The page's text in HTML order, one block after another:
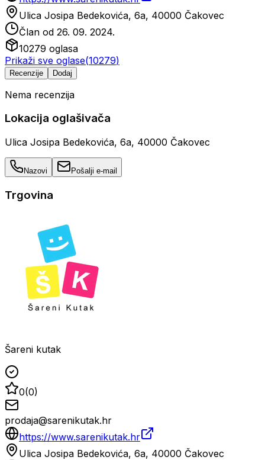
Ulica Josipa Bedekovića, 6a, 40000 Čakovec
Član od 26. 09. 2024.
10279 oglasa
Prikaži sve oglase(10279)
Recenzije Dodaj
Nema recenzija
Lokacija oglašivača
Ulica Josipa Bedekovića, 6a, 40000 Čakovec
Nazovi Pošalji e-mail
Trgovina
Šareni kutak
0(0)
prodaja@sarenikutak.hr
https://www.sarenikutak.hr
Ulica Josipa Bedekovića, 6a, 40000 Čakovec